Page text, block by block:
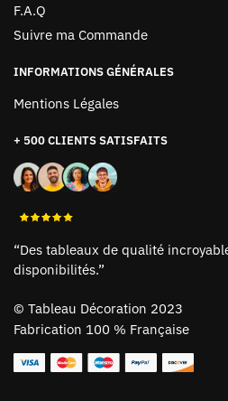
F.A.Q
Suivre ma Commande
INFORMATIONS GÉNÉRALES
Mentions Légales
+ 500 CLIENTS SATISFAITS
“Des tableaux de qualité
disponibilités.”
© Tableau Décoration 2023
Fabrication 100 % Française